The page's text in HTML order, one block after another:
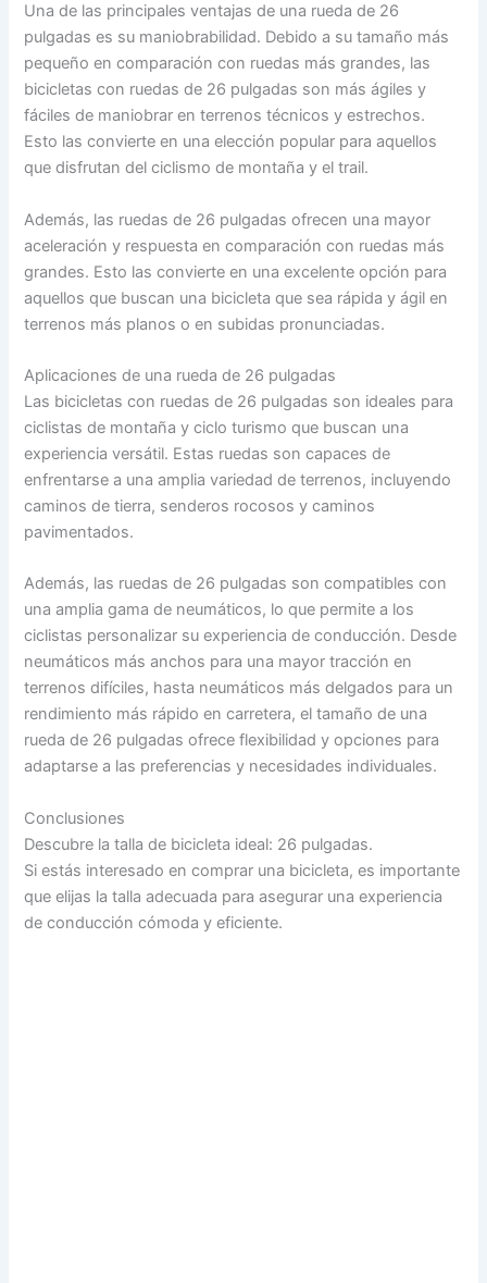
Una de las principales ventajas de una rueda de 26
pulgadas es su maniobrabilidad. Debido a su tamaño más
pequeño en comparación con ruedas más grandes, las
bicicletas con ruedas de 26 pulgadas son más ágiles y
fáciles de maniobrar en terrenos técnicos y estrechos.
Esto las convierte en una elección popular para aquellos
que disfrutan del ciclismo de montaña y el trail.
Además, las ruedas de 26 pulgadas ofrecen una mayor
aceleración y respuesta en comparación con ruedas más
grandes. Esto las convierte en una excelente opción para
aquellos que buscan una bicicleta que sea rápida y ágil en
terrenos más planos o en subidas pronunciadas.
Aplicaciones de una rueda de 26 pulgadas
Las bicicletas con ruedas de 26 pulgadas son ideales para
ciclistas de montaña y ciclo turismo que buscan una
experiencia versátil. Estas ruedas son capaces de
enfrentarse a una amplia variedad de terrenos, incluyendo
caminos de tierra, senderos rocosos y caminos
pavimentados.
Además, las ruedas de 26 pulgadas son compatibles con
una amplia gama de neumáticos, lo que permite a los
ciclistas personalizar su experiencia de conducción. Desde
neumáticos más anchos para una mayor tracción en
terrenos difíciles, hasta neumáticos más delgados para un
rendimiento más rápido en carretera, el tamaño de una
rueda de 26 pulgadas ofrece flexibilidad y opciones para
adaptarse a las preferencias y necesidades individuales.
Conclusiones
Descubre la talla de bicicleta ideal: 26 pulgadas.
Si estás interesado en comprar una bicicleta, es importante
que elijas la talla adecuada para asegurar una experiencia
de conducción cómoda y eficiente.